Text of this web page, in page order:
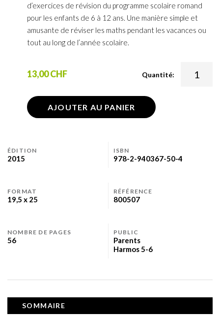
d’exercices de révision du programme scolaire romand
pour les enfants de 6 à 12 ans. Une manière simple et
amusante de réviser les maths pendant les vacances ou
tout au long de l’année scolaire.
13,00 CHF Quantité:
AJOUTER AU PANIER
ÉDITION
2015
ISBN
978-2-940367-50-4
FORMAT
19,5 x 25
RÉFÉRENCE
800507
NOMBRE DE PAGES
56
PUBLIC
Parents
Harmos 5-6
SOMMAIRE